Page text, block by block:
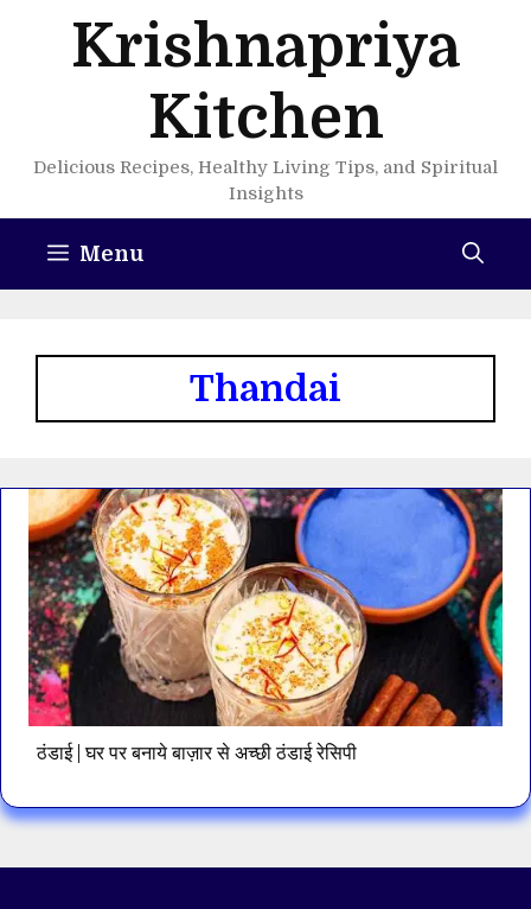
Krishnapriya
Kitchen
Delicious Recipes, Healthy Living Tips, and Spiritual
Insights
Menu
Thandai
ठंडाई | घर पर बनाये बाज़ार से अच्छी ठंडाई रेसिपी